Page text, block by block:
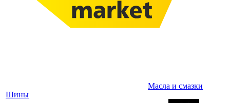
Шины
Масла и смазки